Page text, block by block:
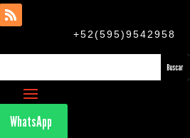
+52(595)9542958
WhatsApp